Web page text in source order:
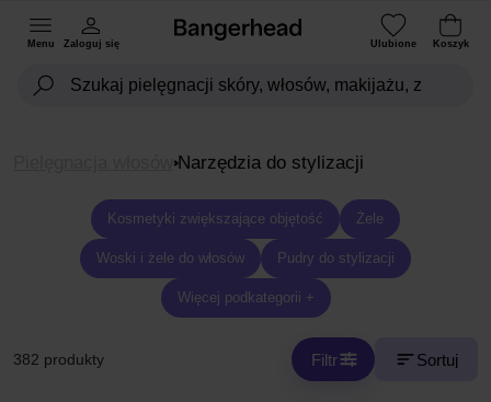
Menu Zaloguj się Ulubione Koszyk
Narzędzia do stylizacji
Kosmetyki zwiększające objętość Żele
Woski i żele do włosów Pudry do stylizacji
Więcej podkategorii +
382 produkty Filtr Sortuj